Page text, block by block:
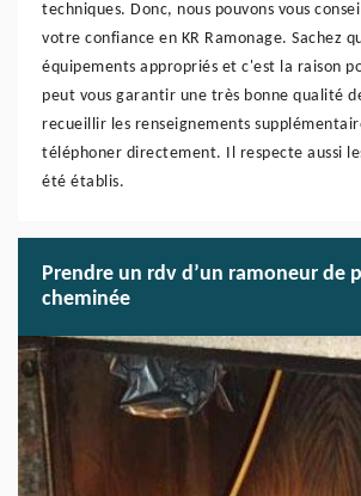
techniques. Donc, nous pouvons vous
votre confiance en KR Ramonage. Sachez
équipements appropriés et c'est la raison
peut vous garantir une très bonne qualité
recueillir les renseignements
téléphoner directement. Il respecte aussi
été établis.
Prendre un rdv d’un ramoneur de
cheminée